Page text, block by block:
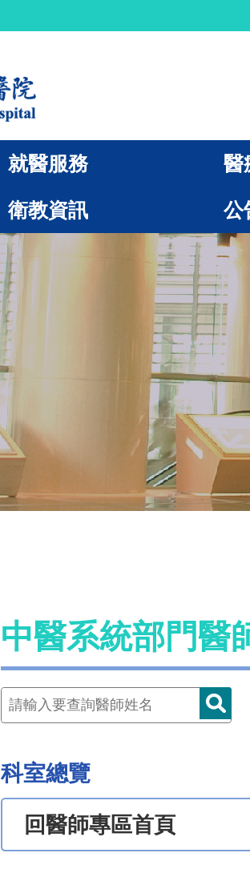
就醫服務 醫
衛教資訊 公
中醫系統部門醫
科室總覽
回醫師專區首頁